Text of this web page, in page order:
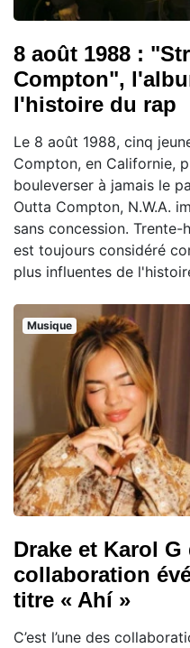
8 août 1988 :
Compton",
l'histoire du rap
Le 8 août 1988, cinq
Compton, en Californie,
bouleverser à jamais le
Outta Compton, N.W.A.
sans concession.
est toujours considéré
plus influentes de
Musique
Drake et Karol
collaboration
titre « Ahí »
C’est l’une des